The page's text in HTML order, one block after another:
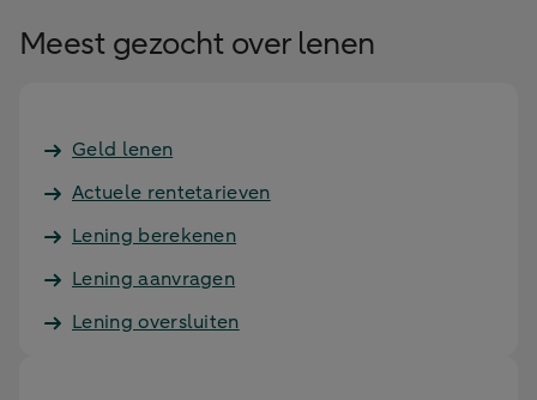
Meest gezocht over lenen
Geld lenen
Actuele rentetarieven
Lening berekenen
Lening aanvragen
Lening oversluiten